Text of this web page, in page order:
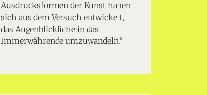
Ausdrucksformen der Kunst haben
sich aus dem Versuch entwickelt,
das Augenblickliche in das
Immerwährende umzuwandeln.“